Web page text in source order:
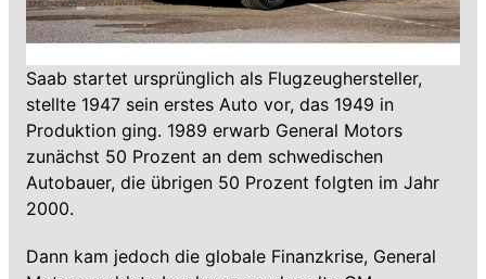
Saab startet ursprünglich als Flugzeughersteller,
stellte 1947 sein erstes Auto vor, das 1949 in
Produktion ging. 1989 erwarb General Motors
zunächst 50 Prozent an dem schwedischen
Autobauer, die übrigen 50 Prozent folgten im Jahr
2000.
Dann kam jedoch die globale Finanzkrise, General